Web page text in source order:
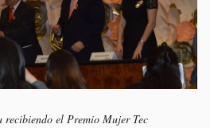
el Premio Mujer Tec